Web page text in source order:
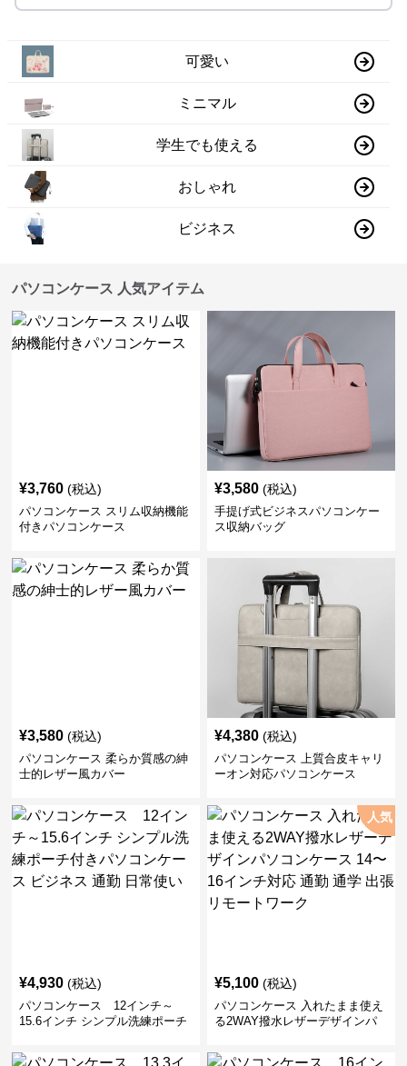
可愛い
ミニマル
学生でも使える
おしゃれ
ビジネス
パソコンケース 人気アイテム
¥3,760 (税込)
パソコンケース スリム収納機能
付きパソコンケース
¥3,580 (税込)
手提げ式ビジネスパソコンケー
ス収納バッグ
¥3,580 (税込)
パソコンケース 柔らか質感の紳
士的レザー風カバー
¥4,380 (税込)
パソコンケース 上質合皮キャリ
ーオン対応パソコンケース
¥4,930 (税込)
パソコンケース 12インチ～
15.6インチ シンプル洗練ポーチ
勤 日常使い
人気
¥5,100 (税込)
パソコンケース 入れたまま使え
る2WAY撥水レザーデザインパ
通勤 通学 出張 リモートワーク